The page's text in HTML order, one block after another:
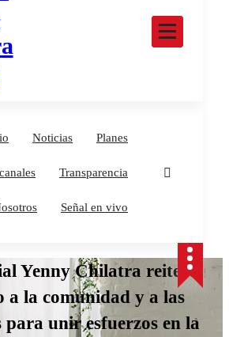
Noticias Planes
Transparencia
Señal en vivo
Yenny Chilatra reiteró
a la comunidad y a las
unir esfuerzos en la